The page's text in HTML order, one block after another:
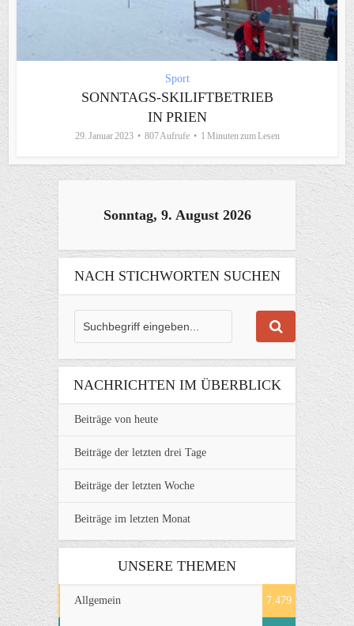
Sport
SONNTAGS-SKILIFTBETRIEB
IN PRIEN
29. Januar 2023 807 Aufrufe 1 Minuten zum Lesen
Sonntag, 9. August 2026
NACH STICHWORTEN SUCHEN
NACHRICHTEN IM ÜBERBLICK
Beiträge von heute
Beiträge der letzten drei Tage
Beiträge der letzten Woche
Beiträge im letzten Monat
UNSERE THEMEN
Allgemein 7.479